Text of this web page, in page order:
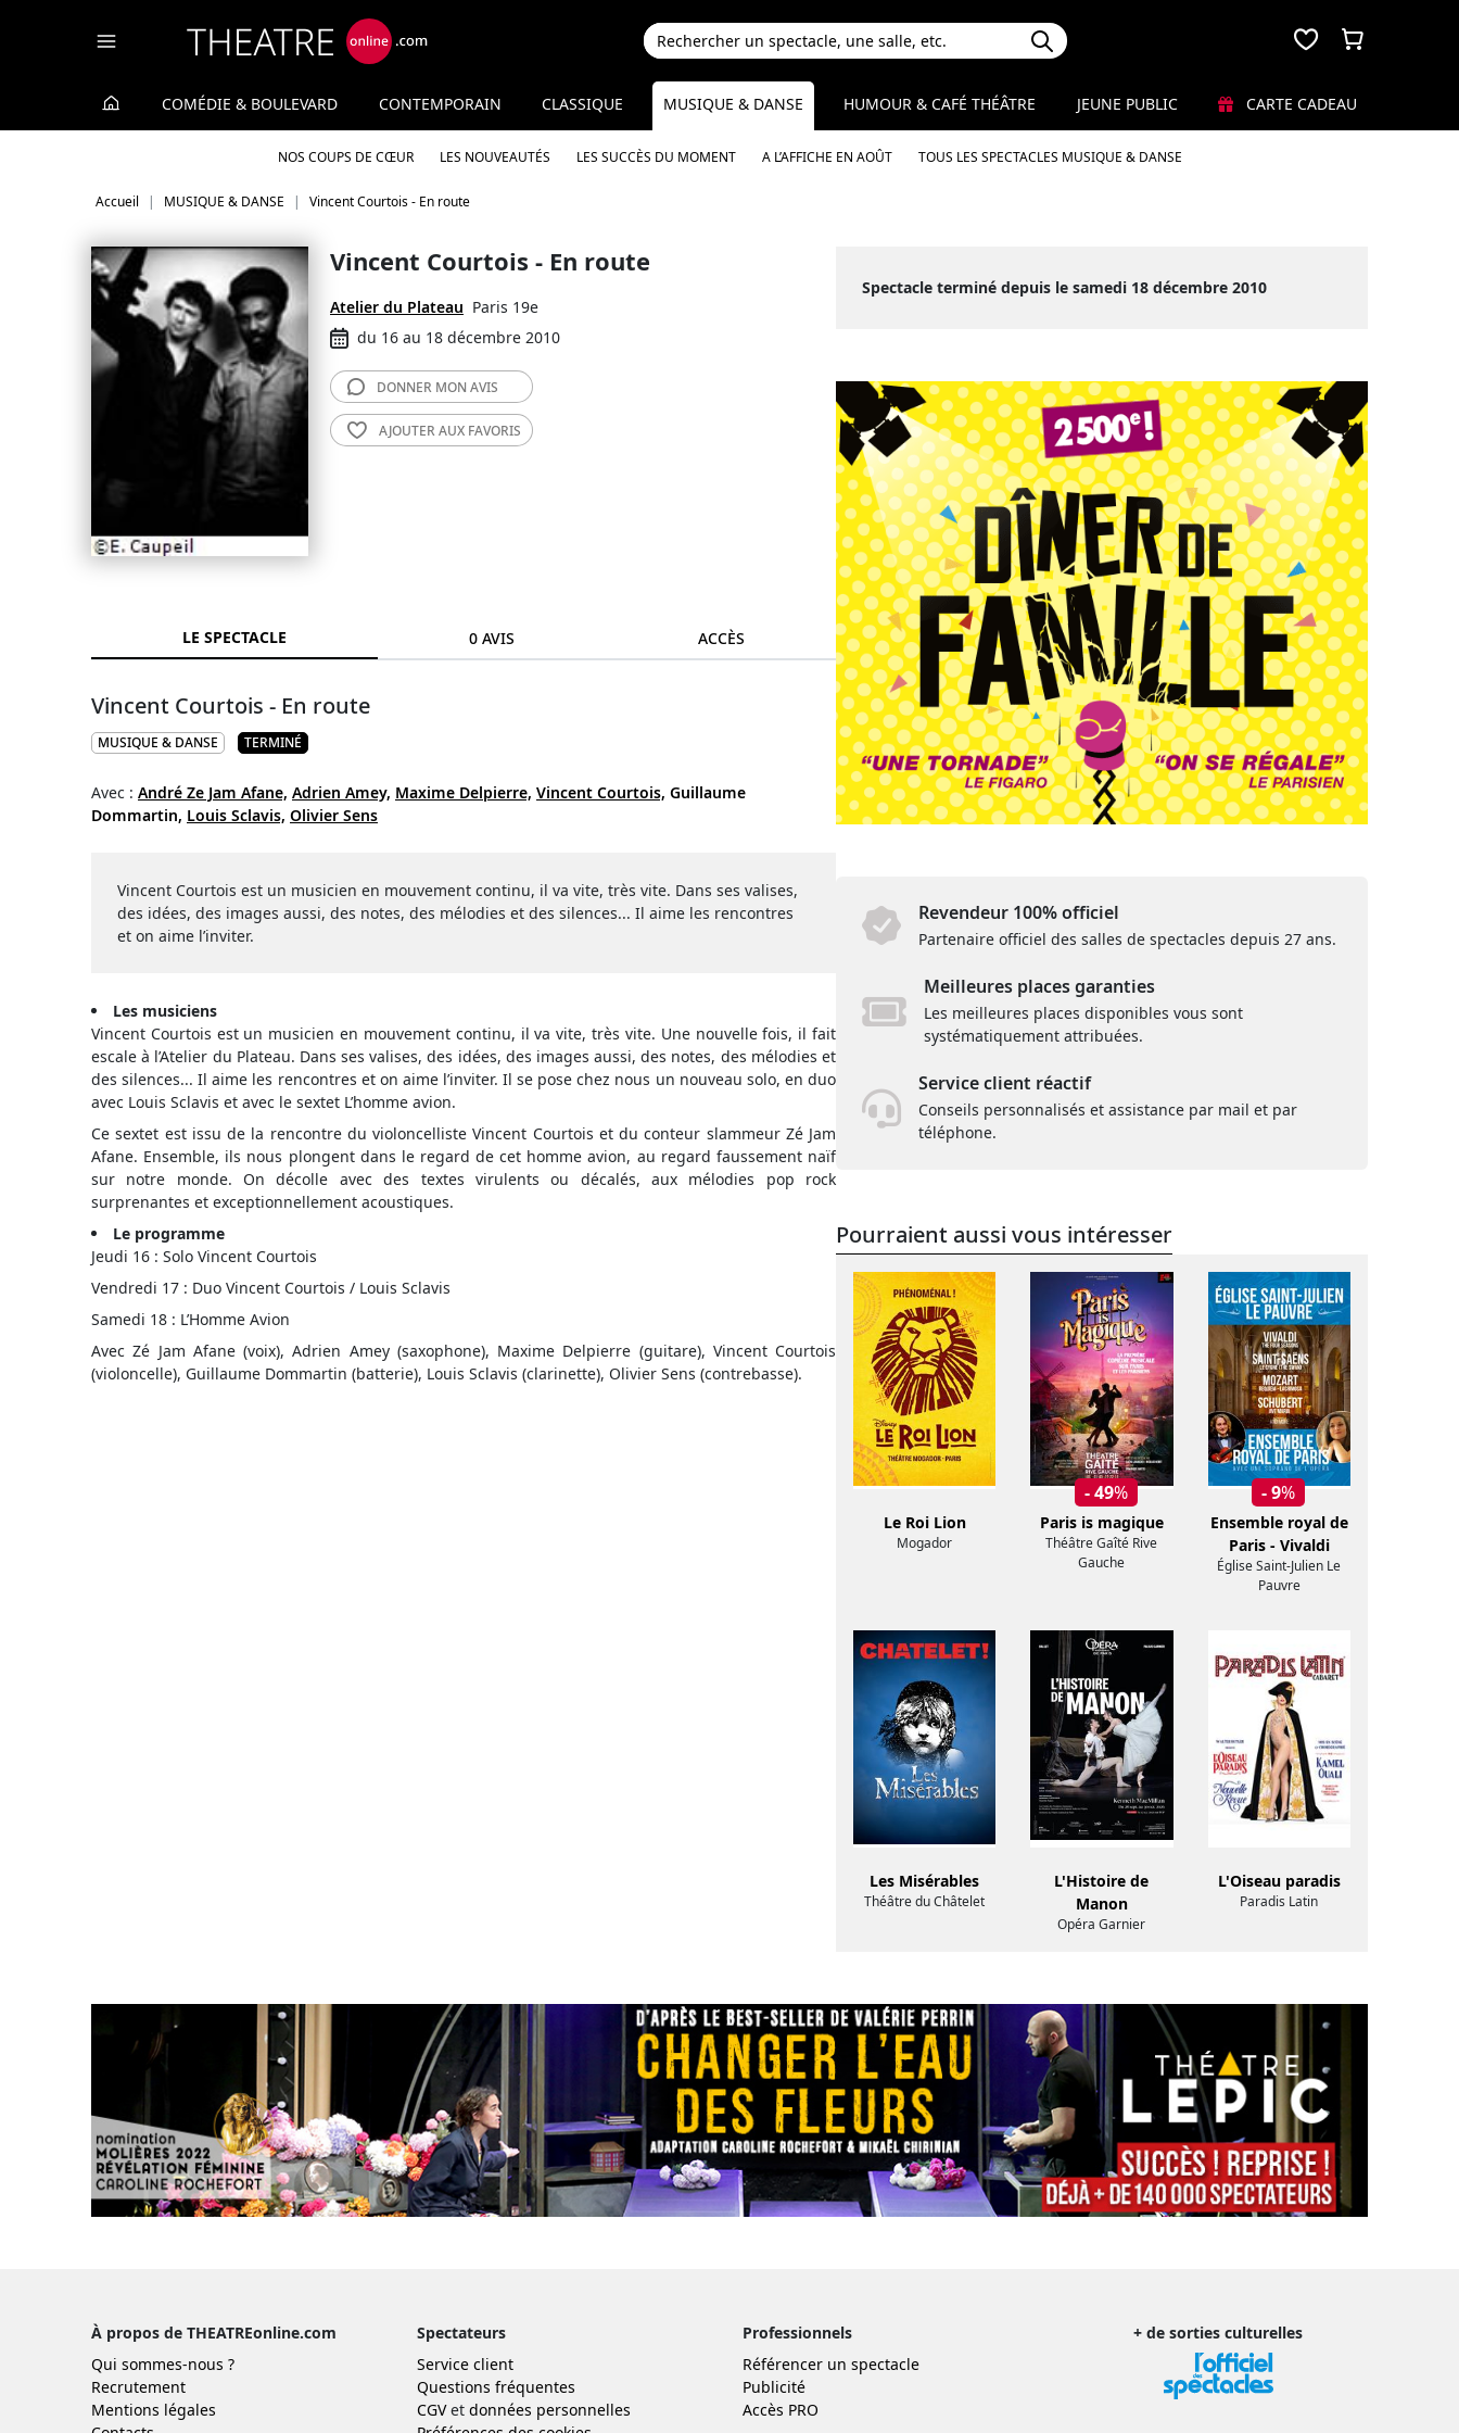
COMÉDIE & BOULEVARD CONTEMPORAIN CLASSIQUE MUSIQUE & DANSE
NOS COUPS DE CŒUR LES NOUVEAUTÉS LES SUCCÈS DU MOMENT A L’AFFICHE EN AOÛT TOUS LES SPECTACLES MUSIQUE & DANSE
HUMOUR & CAFÉ THÉÂTRE JEUNE PUBLIC CARTE CADEAU
Accueil MUSIQUE & DANSE Vincent Courtois - En route
Vincent Courtois - En route
Atelier du Plateau Paris 19e
du 16 au 18 décembre 2010
DONNER MON AVIS
AJOUTER AUX FAVORIS
LE SPECTACLE 0 AVIS ACCÈS
Vincent Courtois - En route
MUSIQUE & DANSE TERMINÉ
Avec : André Ze Jam Afane, Adrien Amey, Maxime Delpierre, Vincent Courtois, Guillaume
Dommartin, Louis Sclavis, Olivier Sens
Vincent Courtois est un musicien en mouvement continu, il va vite, très vite. Dans ses valises,
des idées, des images aussi, des notes, des mélodies et des silences... Il aime les rencontres
et on aime l’inviter.
Les musiciens
Vincent Courtois est un musicien en mouvement continu, il va vite, très vite. Une nouvelle fois, il fait
escale à l’Atelier du Plateau. Dans ses valises, des idées, des images aussi, des notes, des mélodies et
des silences... Il aime les rencontres et on aime l’inviter. Il se pose chez nous un nouveau solo, en duo
avec Louis Sclavis et avec le sextet L’homme avion.
Ce sextet est issu de la rencontre du violoncelliste Vincent Courtois et du conteur slammeur Zé Jam
Afane. Ensemble, ils nous plongent dans le regard de cet homme avion, au regard faussement naïf
sur notre monde. On décolle avec des textes virulents ou décalés, aux mélodies pop rock
surprenantes et exceptionnellement acoustiques.
Le programme
Jeudi 16 : Solo Vincent Courtois
Vendredi 17 : Duo Vincent Courtois / Louis Sclavis
Samedi 18 : L’Homme Avion
Avec Zé Jam Afane (voix), Adrien Amey (saxophone), Maxime Delpierre (guitare), Vincent Courtois
(violoncelle), Guillaume Dommartin (batterie), Louis Sclavis (clarinette), Olivier Sens (contrebasse).
Spectacle terminé depuis le samedi 18 décembre 2010
Revendeur 100% officiel
Partenaire officiel des salles de spectacles depuis 27 ans.
Meilleures places garanties
Les meilleures places disponibles vous sont
systématiquement attribuées.
Service client réactif
Conseils personnalisés et assistance par mail et par
téléphone.
Pourraient aussi vous intéresser
Le Roi Lion
Mogador
- 49%
Paris is magique
Théâtre Gaîté Rive
Gauche
- 9%
Ensemble royal de
Paris - Vivaldi
Église Saint-Julien Le
Pauvre
Les Misérables
Théâtre du Châtelet
L'Histoire de
Manon
Opéra Garnier
L'Oiseau paradis
Paradis Latin
À propos de THEATREonline.com
Qui sommes-nous ?
Recrutement
Mentions légales
Spectateurs
Service client
Questions fréquentes
CGVet données personnelles
Professionnels
Référencer un spectacle
Publicité
Accès PRO
+ de sorties culturelles